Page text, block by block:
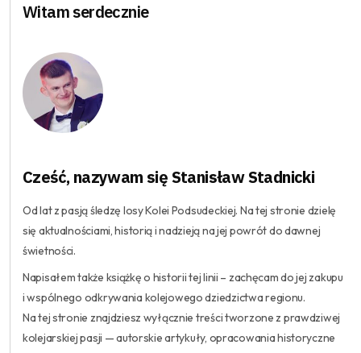
Witam serdecznie
Cześć, nazywam się Stanisław Stadnicki
Od lat z pasją śledzę losy Kolei Podsudeckiej. Na tej stronie dzielę
się aktualnościami, historią i nadzieją na jej powrót do dawnej
świetności.
Napisałem także książkę o historii tej linii – zachęcam do jej zakupu
i wspólnego odkrywania kolejowego dziedzictwa regionu.
Na tej stronie znajdziesz wyłącznie treści tworzone z prawdziwej
kolejarskiej pasji — autorskie artykuły, opracowania historyczne